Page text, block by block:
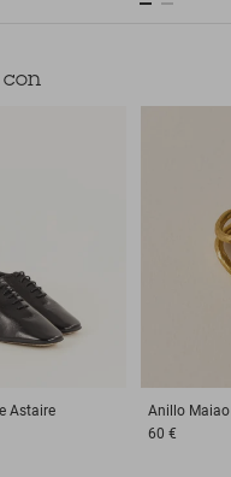
Astaire
Anillo Maiao
60 €